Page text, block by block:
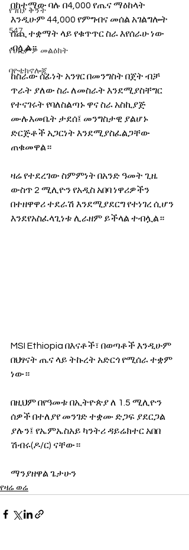
የገበያ ቅኝት
547
የሀኪምዎ መልዕክት
ባዮቴክኖሎጂ
በከተማው ባሉ በ4,000 የጤና ማዕከላት
እንዲሁም 44,000 የምግብና መሰል አገልግሎት
ሰጪ ተቋማት ላይ የቁጥጥር ስራ እየሰራሁ ነው
ብሏል።
ከስራው ሰፊነት አንፃር በመንግስት በጀት ብቻ
ጥራት ያለው ስራ ለመስራት እንደሚያስቸግር
የተናገሩት የባለስልጣኑ ዋና ስራ አስኪያጅ
ሙሉእመቤት ታደሰ፤ መንግስታዊ ያልሆኑ
ድርጅቶች አጋርነት እንደሚያስፈልጋቸው
ጠቁመዋል።
ዛሬ የተደረገው ስምምነት በአንድ ዓመት ጊዜ
ውስጥ 2 ሚሊዮን የአዲስ አበባ ነዋሪዎችን
በተዘዋዋሪ ተደራሽ እንደሚያደርግ የተነገረ ሲሆን
እንደየአስፈላጊነቱ ሊራዘም ይችላል ተብሏል።
MSI Ethiopia በእናቶች፣ በወጣቶች እንዲሁም
በህፃናት ጤና ላይ ትኩረት አድርጎ የሚሰራ ተቋም
ነው።
በዚህም በየዓመቱ በኢትዮጵያ ለ 1.5 ሚሊዮን
ሰዎች በተለያየ መንገድ ተቋሙ ድጋፍ ያደርጋል
ያሉን፤ የኤምኤስአይ ካንትሪ ዳይሬክተር አበበ
ሽብሩ(ዶ/ር) ናቸው።
ማንያዘዋል ጌታሁን
የዛሬ ወሬ